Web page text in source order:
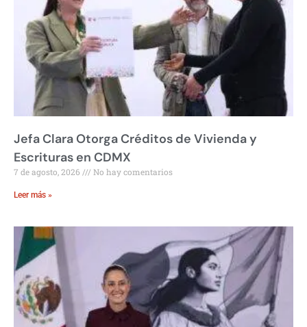
Jefa Clara Otorga Créditos de Vivienda y
Escrituras en CDMX
7 de agosto, 2026 No hay comentarios
Leer más »